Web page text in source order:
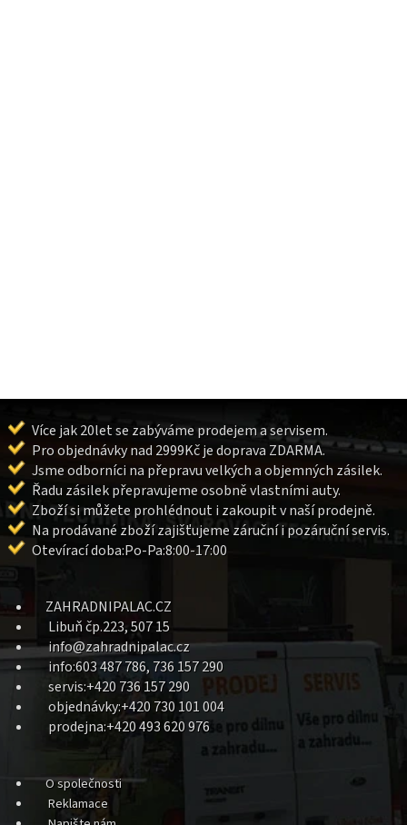
Více jak 20let se zabýváme prodejem a servisem.
Pro objednávky nad 2999Kč je doprava ZDARMA.
Jsme odborníci na přepravu velkých a objemných zásilek.
Řadu zásilek přepravujeme osobně vlastními auty.
Zboží si můžete prohlédnout i zakoupit v naší prodejně.
Na prodávané zboží zajišťujeme záruční i pozáruční servis.
Otevírací doba:Po-Pa:8:00-17:00
ZAHRADNIPALAC.CZ
Libuň čp.223, 507 15
info@zahradnipalac.cz
info:603 487 786, 736 157 290
servis:+420 736 157 290
objednávky:+420 730 101 004
prodejna:+420 493 620 976
O společnosti
Reklamace